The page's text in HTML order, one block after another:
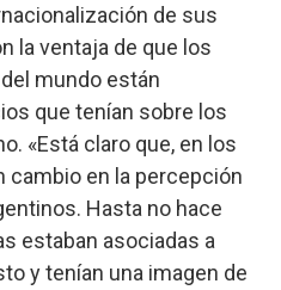
de sus
la ventaja de que los
mundo están
que tenían sobre los
«Está claro que, en los
cambio en la percepción
Hasta no hace
estaban asociadas a
y tenían una imagen de